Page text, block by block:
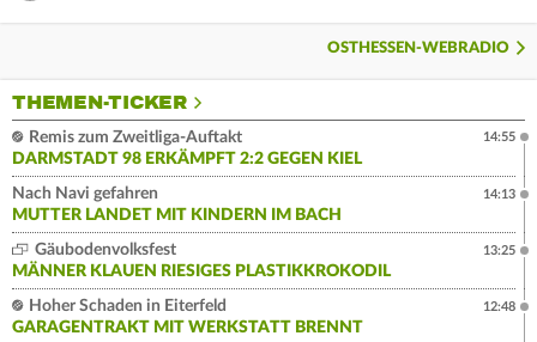
OSTHESSEN-WEBRADIO
THEMEN-TICKER
Remis zum Zweitliga-Auftakt
DARMSTADT 98 ERKÄMPFT 2:2 GEGEN KIEL
14:55
Nach Navi gefahren
MUTTER LANDET MIT KINDERN IM BACH
14:13
Gäubodenvolksfest
MÄNNER KLAUEN RIESIGES PLASTIKKROKODIL
13:25
Hoher Schaden in Eiterfeld
GARAGENTRAKT MIT WERKSTATT BRENNT
12:48